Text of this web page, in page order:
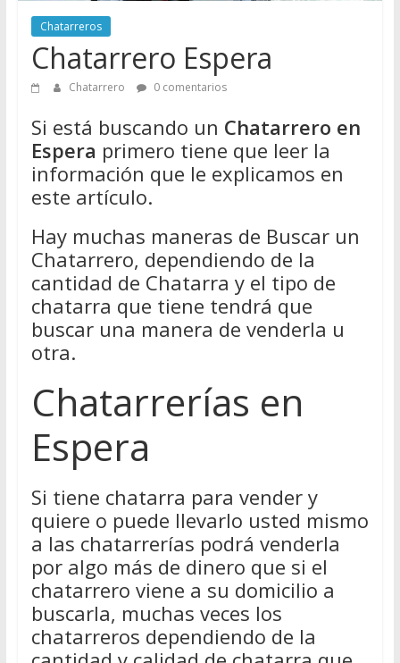
Chatarreros
para
vender
Chatarra
Chatarreros
Chatarrero Espera
Chatarrero 0 comentarios
Si está buscando un Chatarrero en
Espera primero tiene que leer la
información que le explicamos en
este artículo.
Hay muchas maneras de Buscar un
Chatarrero, dependiendo de la
cantidad de Chatarra y el tipo de
chatarra que tiene tendrá que
buscar una manera de venderla u
otra.
Chatarrerías en
Espera
Si tiene chatarra para vender y
quiere o puede llevarlo usted mismo
a las chatarrerías podrá venderla
por algo más de dinero que si el
chatarrero viene a su domicilio a
buscarla, muchas veces los
chatarreros dependiendo de la